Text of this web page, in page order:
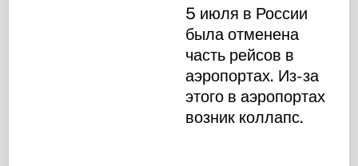
5 июля в России
была отменена
часть рейсов в
аэропортах. Из-за
этого в аэропортах
возник коллапс.